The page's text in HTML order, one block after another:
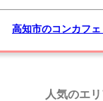
高知市のコンカフ
人気のエ